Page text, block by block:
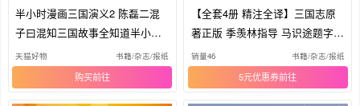
半小时漫画三国演义2 陈磊二混
子曰混知三国故事全知道半小时
漫画中国史四大名著三国演义连
环画小学生版儿童历史漫画书籍
中国通史
天猫好物 书籍/杂志/报纸
购买
【全套4册 精注全译】三国志原
著正版 季羡林指导 马识途题字
陈寿著原著 中国古代史通史 中国
历史类书籍 排行榜新华书店
销量46 书籍/杂志/报纸
5元优惠券